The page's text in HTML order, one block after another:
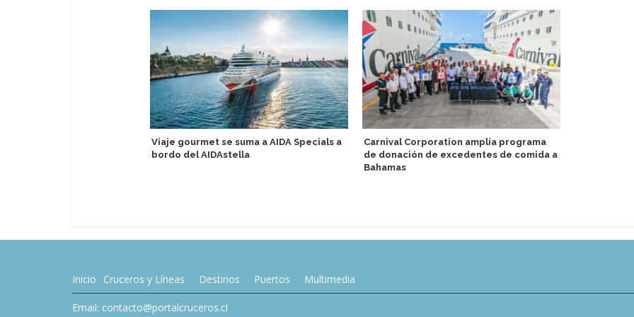
Viaje gourmet se suma a AIDA Specials a
bordo del AIDAstella
Carnival Corporation amplía programa
de donación de excedentes de comida a
Bahamas
Inicio Cruceros y Líneas Destinos Puertos Multimedia
Email: contacto@portalcruceros.cl